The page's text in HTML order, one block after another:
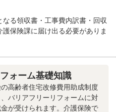
る領収書・工事費内訳書・回収
保険課に届け出る必要がありま
ォーム基礎知識
高齢者住宅改修費用助成制度
バリアフリーリフォームに対
が受けられます。介護保険で